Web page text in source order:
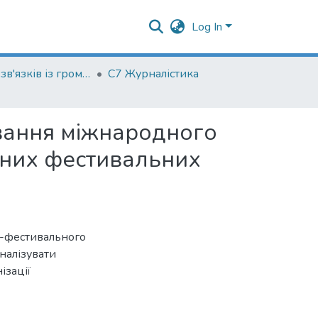
Log In
Кафедра зв'язків із громадськістю
С7 Журналістика
міжнародного
фестивальних